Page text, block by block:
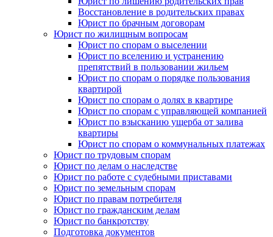
Восстановление в родительских правах
Юрист по брачным договорам
Юрист по жилищным вопросам
Юрист по спорам о выселении
Юрист по вселению и устранению
препятствий в пользовании жильем
Юрист по спорам о порядке пользования
квартирой
Юрист по спорам о долях в квартире
Юрист по спорам с управляющей компанией
Юрист по взысканию ущерба от залива
квартиры
Юрист по спорам о коммунальных платежах
Юрист по трудовым спорам
Юрист по делам о наследстве
Юрист по работе с судебными приставами
Юрист по земельным спорам
Юрист по правам потребителя
Юрист по гражданским делам
Юрист по банкротству
Подготовка документов